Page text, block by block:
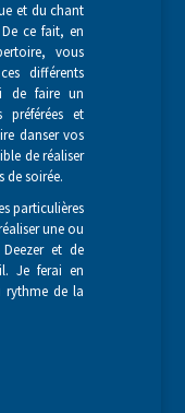
et du chant
ce fait, en
vous
différents
de faire un
préférées et
danser vos
de réaliser
de soirée.
particulières
une ou
et de
Je ferai en
rythme de la